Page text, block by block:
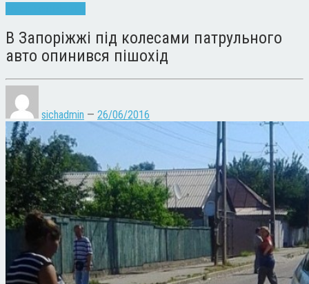
В Запоріжжі під колесами патрульного
авто опинився пішохід
sichadmin — 26/06/2016